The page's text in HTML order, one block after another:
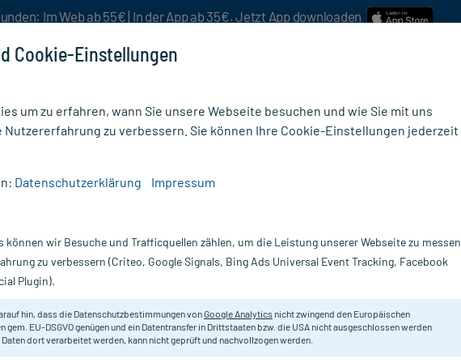
Im Web ab 55€ | In der App ab 35€. Jetzt App downloaden
Nur für kurze Zeit:Gratis-Versand* ab 19€ Mindestbestellwert!
+ Dusch
Eubos
Wasch-Emulsion für normale Haut. Ohne Parfum.
Cookie-Einstellungen
um zu erfahren, wann Sie unsere Webseite besuchen und wie Sie mit uns
Nutzererfahrung zu verbessern. Sie können Ihre Cookie-Einstellungen jederzeit
Datenschutzerklärung Impressum
können wir Besuche und Trafficquellen zählen, um die Leistung unserer Webseite zu messen
zu verbessern (Criteo, Google Signals, Bing Ads Universal Event Tracking, Facebook
Plugin).
hin, dass die Datenschutzbestimmungen vonGoogle Analytics nicht zwingend den Europäischen
gem. EU-DSGVO genügen und ein Datentransfer in Drittstaaten bzw. die USA nicht ausgeschlossen werden
Daten dort verarbeitet werden, kann nicht geprüft und nachvollzogen werden.